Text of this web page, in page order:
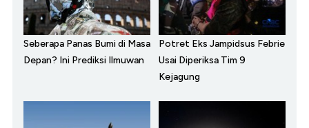
Seberapa Panas Bumi di Masa
Depan? Ini Prediksi Ilmuwan
Potret Eks Jampidsus Febrie
Usai Diperiksa Tim 9
Kejagung